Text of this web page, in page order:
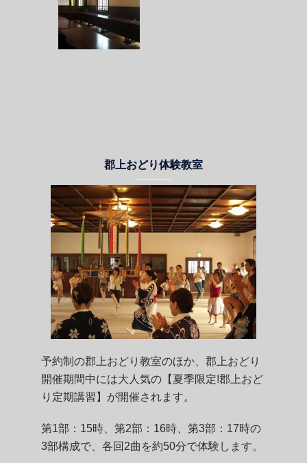
郡上おどり体験教室
予約制の郡上おどり教室のほか、郡上おどり
開催期間中には大人気の【夏季限定!郡上おど
り定期講習】が開催されます。
第1部：15時、第2部：16時、第3部：17時の
3部構成で、各回2曲を約50分で体験します。